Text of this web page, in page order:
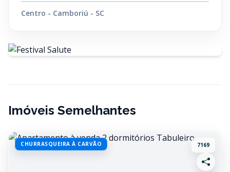
Centro - Camboriú - SC
Imóveis Semelhantes
CHURRASQUEIRA À CARVÃO 7169